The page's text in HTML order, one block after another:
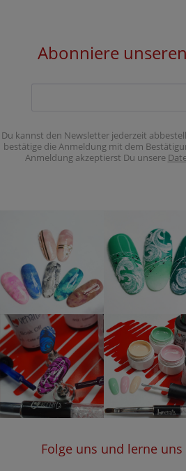
Abonniere
Du kannst den Newsletter jederzeit
bestätige die Anmeldung mit dem
Anmeldung akzeptierst Du unsere
Folge uns und lerne